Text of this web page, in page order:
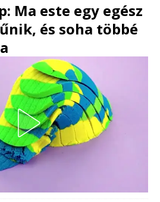
Ma este egy egész
és soha többé